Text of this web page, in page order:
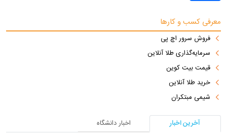
معرفی کسب و کارها
فروش سرور اچ پی
سرمایه‌گذاری طلا آنلاین
قیمت بیت کوین
خرید طلا آنلاین
شیمی مبتکران
آخرین اخبار
اخبار دانشگاه